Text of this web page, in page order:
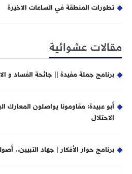
تطورات المنطقة في الساعات الاخيرة
مقالات عشوائية
برنامج جملة مفيدة || جائحة الفساد و
أبو عبيدة: مقاومونا يواصلون المعارك
الاحتلال
برنامج حوار الأفكار | جهاد التبيين..